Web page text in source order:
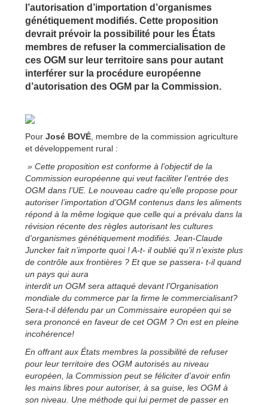
l’autorisation d’importation d’organismes
génétiquement modifiés. Cette proposition
devrait prévoir la possibilité pour les États
membres de refuser la commercialisation de
ces OGM sur leur territoire sans pour autant
interférer sur la procédure européenne
d’autorisation des OGM par la Commission.
Pour José BOVÉ , membre de la commission agriculture
et développement rural :
» Cette proposition est conforme à l’objectif de la
Commission européenne qui veut faciliter l’entrée des
OGM dans l’UE. Le nouveau cadre qu’elle propose pour
autoriser l’importation d’OGM contenus dans les aliments
répond à la même logique que celle qui a prévalu dans la
révision récente des règles autorisant les cultures
d’organismes génétiquement modifiés. Jean-Claude
Juncker fait n’importe quoi ! A-t- il oublié qu’il n’existe plus
de contrôle aux frontières ? Et que se passera- t-il quand
un pays qui aura
interdit un OGM sera attaqué devant l’Organisation
mondiale du commerce par la firme le commercialisant?
Sera-t-il défendu par un Commissaire européen qui se
sera prononcé en faveur de cet OGM ? On est en pleine
incohérence!
En offrant aux États membres la possibilité de refuser
pour leur territoire des OGM autorisés au niveau
européen, la Commission peut se féliciter d’avoir enfin
les mains libres pour autoriser, à sa guise, les OGM à
son niveau. Une méthode qui lui permet de passer en